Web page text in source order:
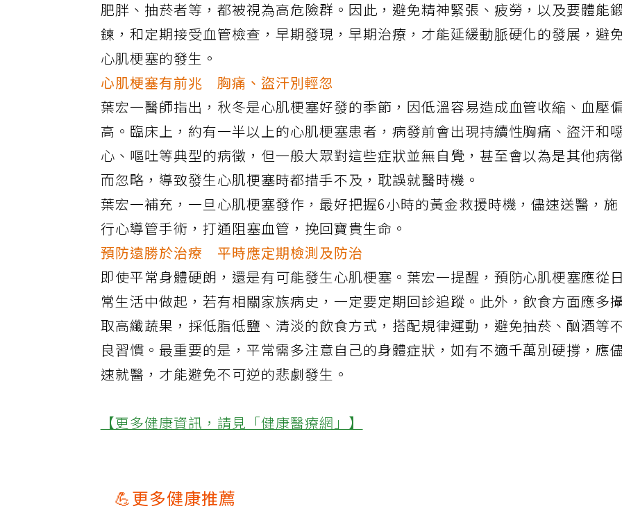
肥胖、抽菸者等，都被視為高危險群。因此，避免精神緊張、疲勞，以及要體能
鍊，和定期接受血管檢查，早期發現，早期治療，才能延緩動脈硬化的發展，避
心肌梗塞的發生。
心肌梗塞有前兆 胸痛、盜汗別輕忽
葉宏一醫師指出，秋冬是心肌梗塞好發的季節，因低溫容易造成血管收縮、血壓
高。臨床上，約有一半以上的心肌梗塞患者，病發前會出現持續性胸痛、盜汗和
心、嘔吐等典型的病徵，但一般大眾對這些症狀並無自覺，甚至會以為是其他病
而忽略，導致發生心肌梗塞時都措手不及，耽誤就醫時機。
葉宏一補充，一旦心肌梗塞發作，最好把握6小時的黃金救援時機，儘速送醫，施
行心導管手術，打通阻塞血管，挽回寶貴生命。
預防遠勝於治療 平時應定期檢測及防治
即使平常身體硬朗，還是有可能發生心肌梗塞。葉宏一提醒，預防心肌梗塞應從
常生活中做起，若有相關家族病史，一定要定期回診追蹤。此外，飲食方面應多
取高纖蔬果，採低脂低鹽、清淡的飲食方式，搭配規律運動，避免抽菸、酗酒等
良習慣。最重要的是，平常需多注意自己的身體症狀，如有不適千萬別硬撐，應
速就醫，才能避免不可逆的悲劇發生。
【更多健康資訊，請見「健康醫療網」】